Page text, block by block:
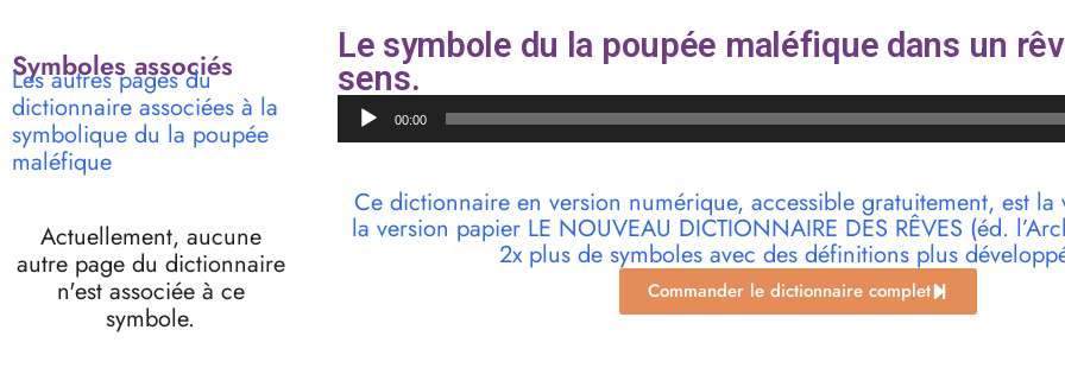
Symboles associés
Les autres pages du
dictionnaire associées à la
symbolique du la poupée
maléfique
Actuellement, aucune
autre page du dictionnaire
n'est associée à ce
symbole.
Le symbole du la poupée maléfique dans un
sens.
Lecteur
audio00:00
Ce dictionnaire en version numérique, accessible gratuitement, est
la version papier LE NOUVEAU DICTIONNAIRE DES RÊVES (éd.
2x plus de symboles avec des définitions plus
Commander le dictionnaire complet